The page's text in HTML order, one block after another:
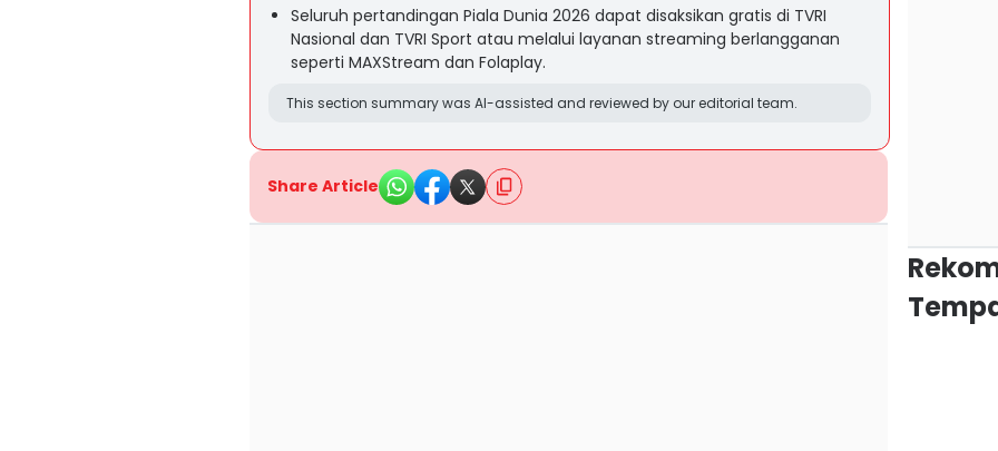
Seluruh pertandingan Piala Dunia 2026 dapat disaksikan gratis di TVRI
Nasional dan TVRI Sport atau melalui layanan streaming berlangganan
seperti MAXStream dan Folaplay.
This section summary was AI-assisted and reviewed by our editorial team.
Share Article